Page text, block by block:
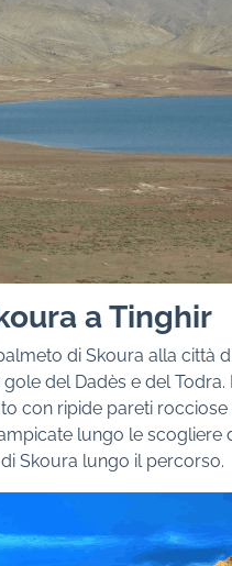
a Tinghir
di Skoura alla città
del Dadès e del Todra.
con ripide pareti rocciose
lungo le scogliere
Skoura lungo il percorso.